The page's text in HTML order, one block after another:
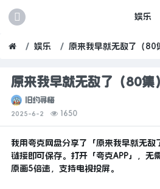
娱乐
娱乐 原来我早就无敌了（80
原来我早就无敌了（80集
旧约寻梅
2025-6-2 1650
我用夸克网盘分享了「原来我早就无
链接即可保存。打开「夸克APP」，无
原画5倍速，支持电视投屏。